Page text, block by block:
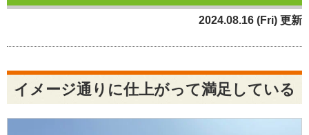
2024.08.16 (Fri) 更新
イメージ通りに仕上がって満足している